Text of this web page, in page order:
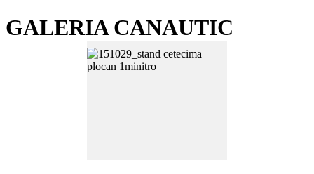
GALERIA CANAUTIC